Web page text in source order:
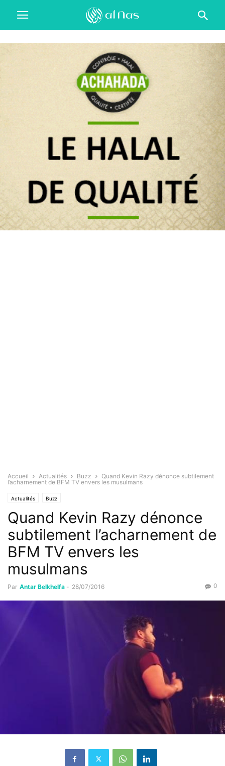
Accueil Actualités Buzz
Quand Kevin Razy dénonce subtilement
l’acharnement de BFM TV envers les musulmans
Actualités Buzz
Quand Kevin Razy dénonce
subtilement l’acharnement de
BFM TV envers les
musulmans
Par Antar Belkhelfa - 28/07/2016 0